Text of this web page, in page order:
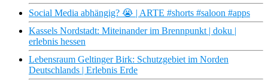
Social Media abhängig? 😭 | ARTE #shorts #saloon #apps
Kassels Nordstadt: Miteinander im Brennpunkt | doku |
erlebnis hessen
Lebensraum Geltinger Birk: Schutzgebiet im Norden
Deutschlands | Erlebnis Erde